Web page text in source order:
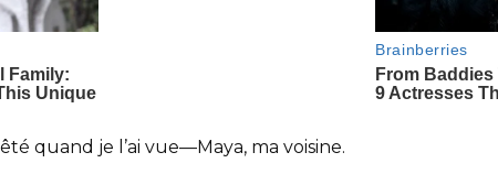
quand je l’ai vue—Maya, ma voisine.